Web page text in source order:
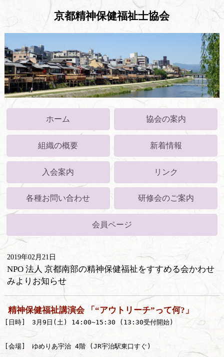
京都精神保健福祉士協会
ホーム 協会の案内
組織の概要 新着情報
入会案内 リンク
各種お問い合わせ 研修会のご案内
会員ページ
2019年02月21日
NPO 法人 京都南部の精神保健福祉をすすめる会かわせ
みよりお知らせ
精神保健福祉講演会 「“アウトリーチ”って何?」
[日時]　3月9日(土) 14:00~15:30 (13:30受付開始)
[会場]　ゆめりあ宇治 4階 (JR宇治駅東口すぐ)